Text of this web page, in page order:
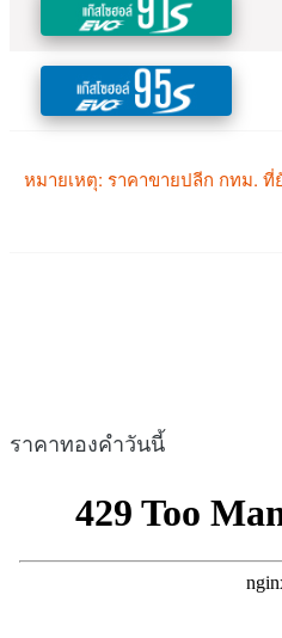
ราคาทองคำวันนี้